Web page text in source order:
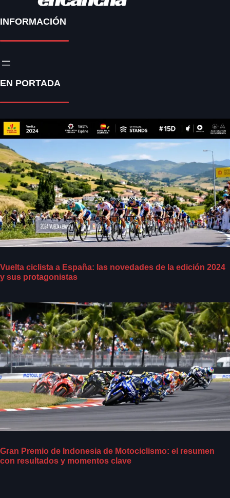
INFORMACIÓN
EN PORTADA
Vuelta ciclista a España: las novedades de la edición 2024
y sus protagonistas
Gran Premio de Indonesia de Motociclismo: el resumen
con resultados y momentos clave